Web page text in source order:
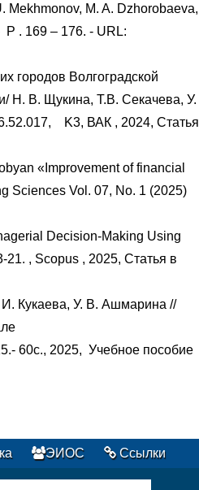
Mekhmonov, M. A. Dzhorobaeva,
Р . 169 – 176. - URL:
городов Волгоградской
Н. В. Щукина, Т.В. Секачева, У.
K3, ВАК , 2024, Статья
«Improvement of financial
Sciences Vol. 07, No. 1 (2025)
Decision-Making Using
21. , Scopus , 2025, Статья в
Кукаева, У. В. Ашмарина //
60с., 2025, Учебное пособие
ЭИОС Ссылки